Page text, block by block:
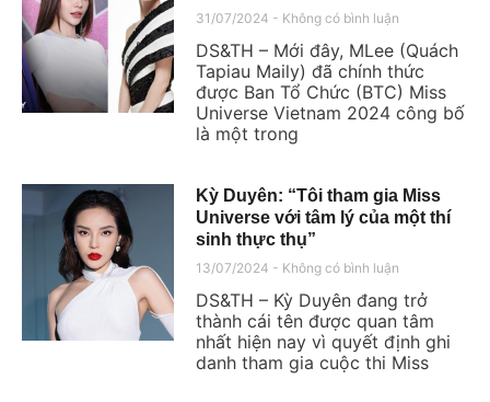
31/07/2024 Không có bình luận
DS&TH – Mới đây, MLee (Quách
Tapiau Maily) đã chính thức
được Ban Tổ Chức (BTC) Miss
Universe Vietnam 2024 công bố
là một trong
Kỳ Duyên: “Tôi tham gia Miss
Universe với tâm lý của một thí
sinh thực thụ”
13/07/2024 Không có bình luận
DS&TH – Kỳ Duyên đang trở
thành cái tên được quan tâm
nhất hiện nay vì quyết định ghi
danh tham gia cuộc thi Miss